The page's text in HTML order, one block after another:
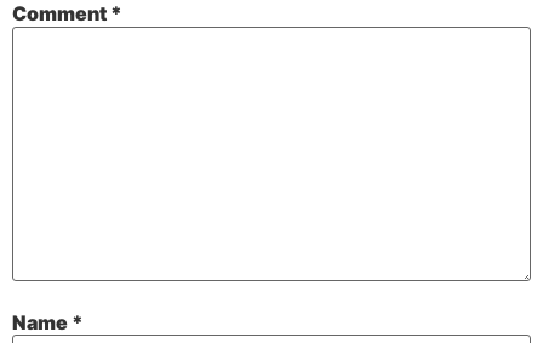
Comment *
Name *